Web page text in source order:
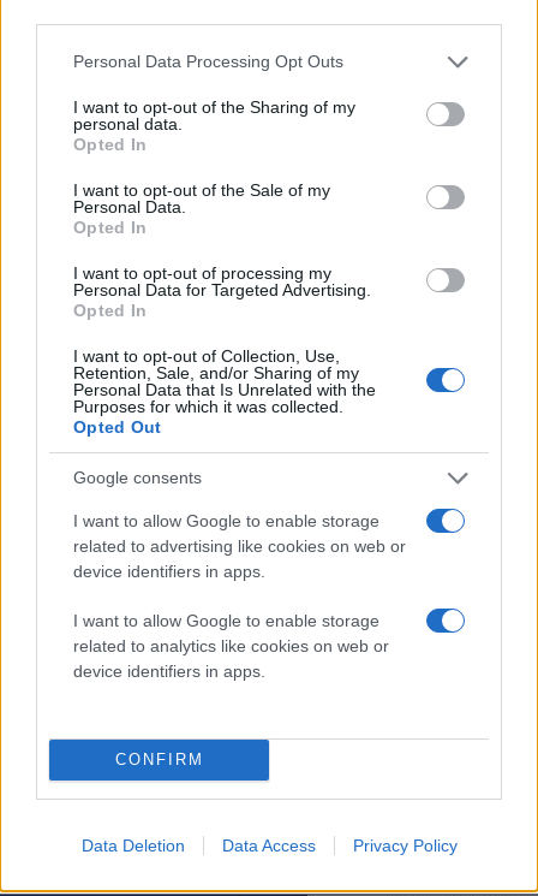
Please note that this website/app uses one or more Google
not limited to your visit or usage behaviour. You may click to
grant or deny consent to Google and its third-party tags to
use your data for below specified purposes in below Google
consent section.
Personal Data Processing Opt Outs
I want to opt-out of the Sharing of my
personal data.
Opted In
I want to opt-out of the Sale of my
Personal Data.
Opted In
I want to opt-out of processing my
Personal Data for Targeted Advertising.
Opted In
I want to opt-out of Collection, Use,
Retention, Sale, and/or Sharing of my
Personal Data that Is Unrelated with the
Purposes for which it was collected.
Opted Out
Google consents
I want to allow Google to enable storage
related to advertising like cookies on web or
device identifiers in apps.
I want to allow Google to enable storage
related to analytics like cookies on web or
device identifiers in apps.
CONFIRM
Data Deletion Data Access Privacy Policy
Τρίτη 09 Ιου 2026, 14:22
Κομισιόν για την
τουρκική παρενόχληση:
«Θα διερευνήσουμε τι
τους ομολόγους μας στην
Κύπρο», είπε η
Ευρωπαϊκή Ένωση
Νίκος Δένδιας Κύπρος
πριν 20 λεπτά
Άρειος Πάγος: Ο
εισαγγελέας Ε.
αιτήσεις για να
ανασυρθεί από το
αρχείο η υπόθεση των
τηλεφωνικών
του πρώην
πρωθυπουργού Αντώνη
Σπίρτζη και του
Ζαχαρία Κεσσέ
Αντώνης Σαμαράς